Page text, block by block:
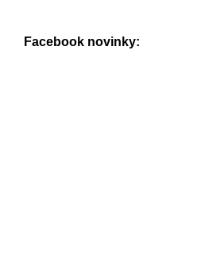
Facebook novinky: